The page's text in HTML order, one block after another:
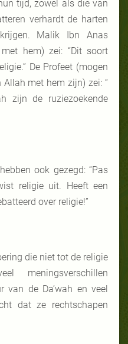
tijd, zowel als die van
verhardt de harten
Malik Ibn Anas
hem) zei: “Dit soort
De Profeet (mogen
met hem zijn) zei: “
zijn de ruziezoekende
ook gezegd: “Pas
religie uit. Heeft een
over religie!”
die niet tot de religie
meningsverschillen
van de Da’wah en veel
dat ze rechtschapen